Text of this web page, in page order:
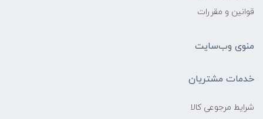
قوانین و مقررات
منوی وب‌سایت
خدمات مشتریان
شرایط مرجوعی کالا